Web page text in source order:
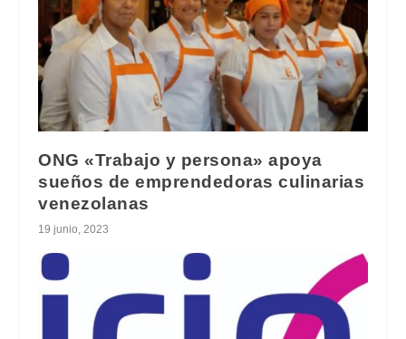
ONG «Trabajo y persona» apoya
sueños de emprendedoras culinarias
venezolanas
19 junio, 2023